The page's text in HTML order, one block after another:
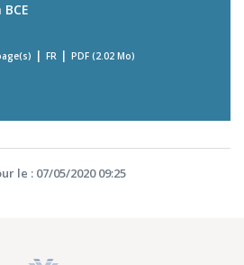
FR PDF (2.02 Mo)
le : 07/05/2020 09:25